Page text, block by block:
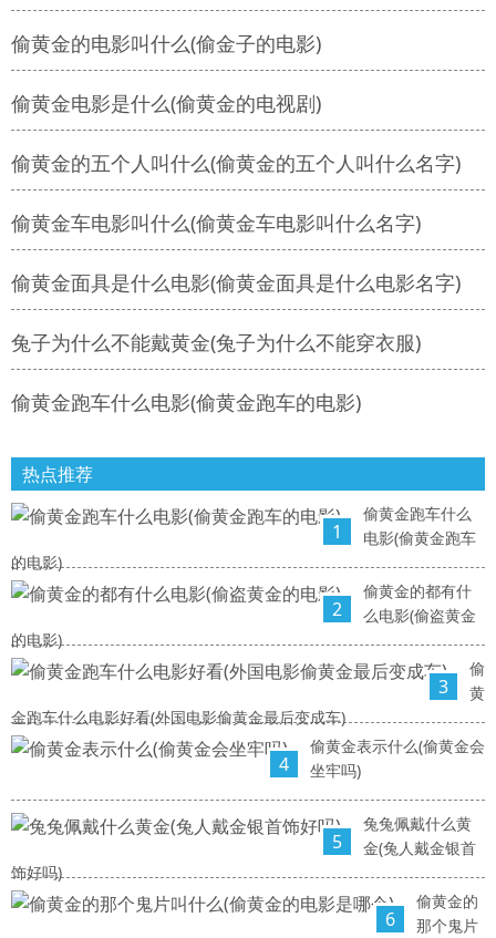
偷黄金的电影叫什么(偷金子的电影)
偷黄金电影是什么(偷黄金的电视剧)
偷黄金的五个人叫什么(偷黄金的五个人叫什么名字)
偷黄金车电影叫什么(偷黄金车电影叫什么名字)
偷黄金面具是什么电影(偷黄金面具是什么电影名字)
兔子为什么不能戴黄金(兔子为什么不能穿衣服)
偷黄金跑车什么电影(偷黄金跑车的电影)
热点推荐
1
偷黄金跑车什么
电影(偷黄金跑车
的电影)
2
偷黄金的都有什
么电影(偷盗黄金
的电影)
3
偷
黄
金跑车什么电影好看(外国电影偷黄金最后变成车)
4
偷黄金表示什么(偷黄金会
坐牢吗)
5
兔兔佩戴什么黄
金(兔人戴金银首
饰好吗)
6
偷黄金的
那个鬼片